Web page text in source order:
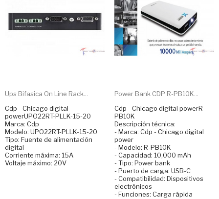
Ups Bifasica On Line Rack...
Cdp - Chicago digital
powerUPO22RT-PLLK-15-20
Marca: Cdp
Modelo: UPO22RT-PLLK-15-20
Tipo: Fuente de alimentación
digital
Corriente máxima: 15A
Voltaje máximo: 20V
Power Bank CDP R-PB10K...
Cdp - Chicago digital powerR-
PB10K
Descripción técnica:
- Marca: Cdp - Chicago digital
power
- Modelo: R-PB10K
- Capacidad: 10,000 mAh
- Tipo: Power bank
- Puerto de carga: USB-C
- Compatibilidad: Dispositivos
electrónicos
- Funciones: Carga rápida